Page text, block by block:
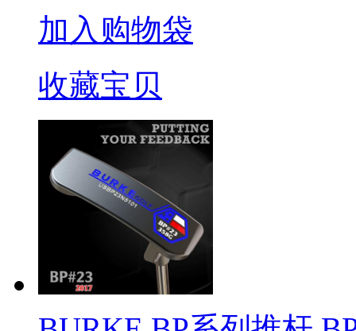
加入购物袋
收藏宝贝